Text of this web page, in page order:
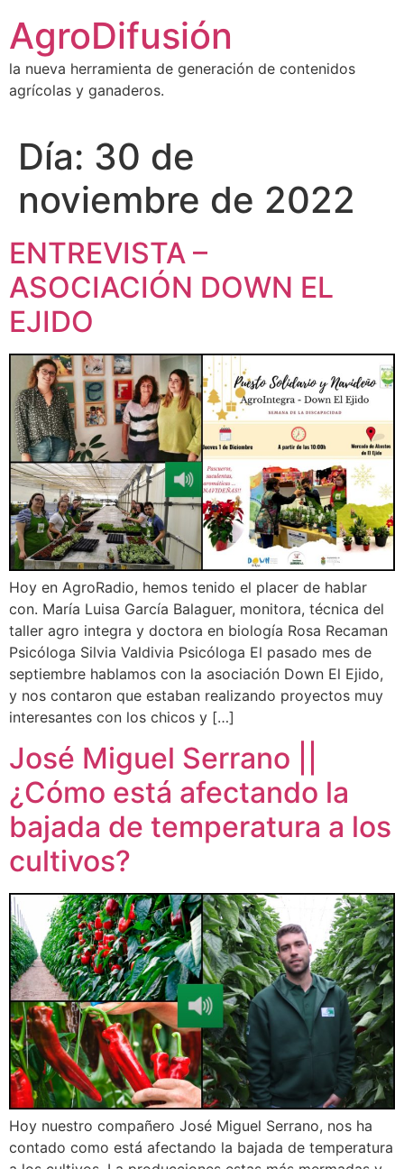
contenido
AgroDifusión
la nueva herramienta de generación de contenidos
agrícolas y ganaderos.
Día: 30 de
noviembre de 2022
ENTREVISTA –
ASOCIACIÓN DOWN EL
EJIDO
Hoy en AgroRadio, hemos tenido el placer de hablar
con. María Luisa García Balaguer, monitora, técnica del
taller agro integra y doctora en biología Rosa Recaman
Psicóloga Silvia Valdivia Psicóloga El pasado mes de
septiembre hablamos con la asociación Down El Ejido,
y nos contaron que estaban realizando proyectos muy
interesantes con los chicos y […]
José Miguel Serrano ||
¿Cómo está afectando la
bajada de temperatura a los
cultivos?
Hoy nuestro compañero José Miguel Serrano, nos ha
contado como está afectando la bajada de temperatura